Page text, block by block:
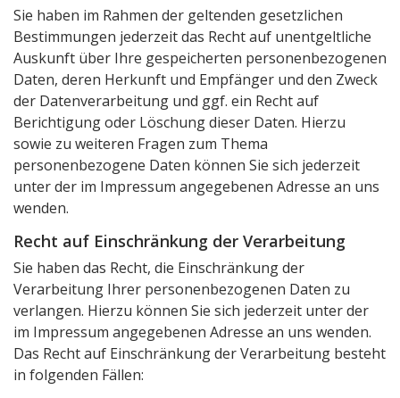
Sie haben im Rahmen der geltenden gesetzlichen
Bestimmungen jederzeit das Recht auf unentgeltliche
Auskunft über Ihre gespeicherten personenbezogenen
Daten, deren Herkunft und Empfänger und den Zweck
der Datenverarbeitung und ggf. ein Recht auf
Berichtigung oder Löschung dieser Daten. Hierzu
sowie zu weiteren Fragen zum Thema
personenbezogene Daten können Sie sich jederzeit
unter der im Impressum angegebenen Adresse an uns
wenden.
Recht auf Einschränkung der Verarbeitung
Sie haben das Recht, die Einschränkung der
Verarbeitung Ihrer personenbezogenen Daten zu
verlangen. Hierzu können Sie sich jederzeit unter der
im Impressum angegebenen Adresse an uns wenden.
Das Recht auf Einschränkung der Verarbeitung besteht
in folgenden Fällen: